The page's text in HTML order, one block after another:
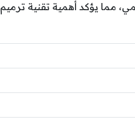
مما يؤكد أهمية تقنية ترميم